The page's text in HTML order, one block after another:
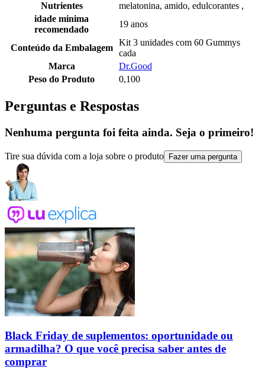
Nutrientes
melatonina, amido, edulcorantes ,
idade minima
recomendado
19 anos
Conteúdo da Embalagem
Kit 3 unidades com 60 Gummys
cada
Marca
Dr.Good
Peso do Produto
0,100
Perguntas e Respostas
Nenhuma pergunta foi feita ainda. Seja o primeiro!
Tire sua dúvida com a loja sobre o produto Fazer uma pergunta
Black Friday de suplementos: oportunidade ou
armadilha? O que você precisa saber antes de
comprar